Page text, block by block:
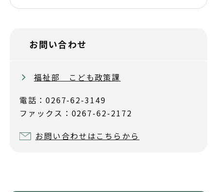
お問い合わせ
福祉部 こども政策課
電話：0267-62-3149
ファックス：0267-62-2172
お問い合わせはこちらから